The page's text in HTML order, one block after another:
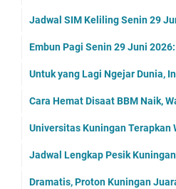
Jadwal SIM Keliling Senin 29
Embun Pagi Senin 29 Juni
Untuk yang Lagi Ngejar Dunia,
Cara Hemat Disaat BBM Naik,
Universitas Kuningan Terapkan
Jadwal Lengkap Pesik
Dramatis, Proton Kuningan